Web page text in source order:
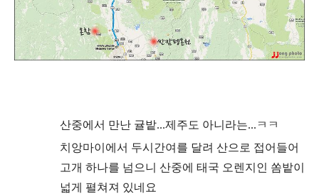
산중에서 만난 귤밭...제주도 아니라는...ㅋㅋ
치앙마이에서 두시간여를 달려 산으로 접어들어
고개 하나를 넘으니 산중에 태국 오렌지인 쏨밭이
넓게 펼쳐져 있네요